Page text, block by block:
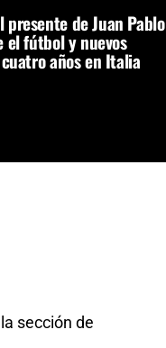
presente de Juan Pablo
el fútbol y nuevos
años en Italia
sección de